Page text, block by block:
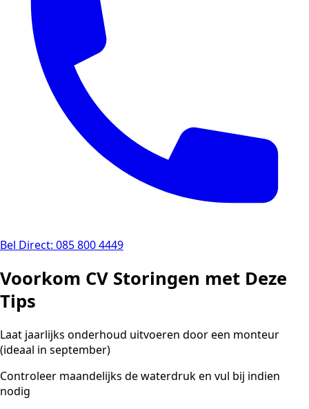
Bel Direct: 085 800 4449
Voorkom CV Storingen met Deze
Tips
Laat jaarlijks onderhoud uitvoeren door een monteur
(ideaal in september)
Controleer maandelijks de waterdruk en vul bij indien
nodig